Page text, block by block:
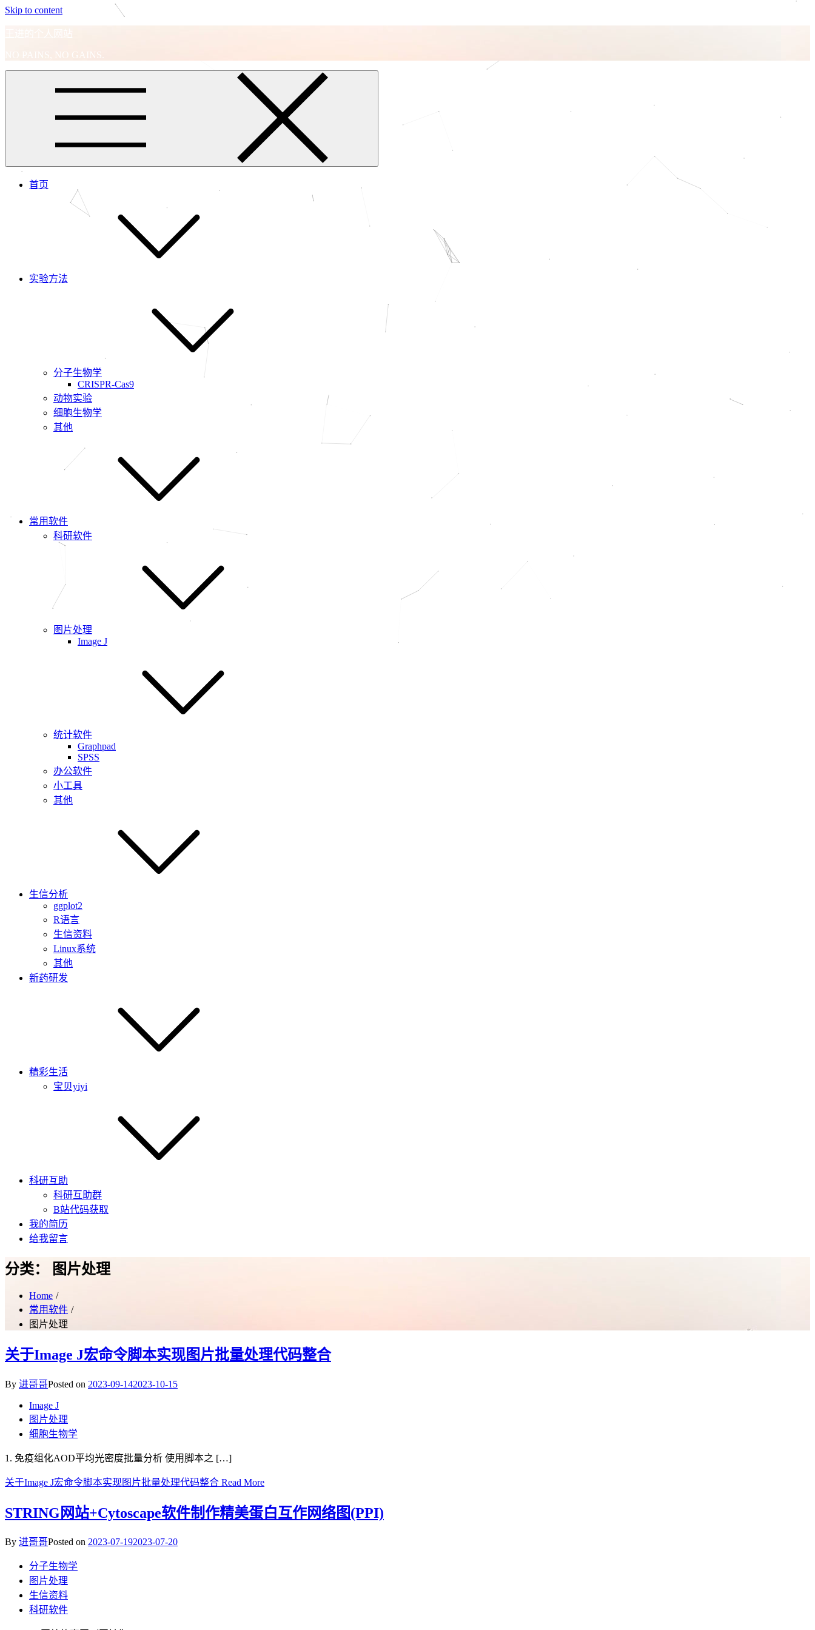
Skip to content
王进的个人网站
NO PAINS, NO GAINS.
首页
实验方法
分子生物学
CRISPR-Cas9
动物实验
细胞生物学
其他
常用软件
科研软件
图片处理
Image J
统计软件
Graphpad
SPSS
办公软件
小工具
其他
生信分析
ggplot2
R语言
生信资料
Linux系统
其他
新药研发
精彩生活
宝贝yiyi
科研互助
科研互助群
B站代码获取
我的简历
给我留言
分类： 图片处理
Home
常用软件
图片处理
关于Image J宏命令脚本实现图片批量处理代码整合
By 进哥哥Posted on 2023-09-142023-10-15
Image J
图片处理
细胞生物学
1. 免疫组化AOD平均光密度批量分析 使用脚本之 […]
关于Image J宏命令脚本实现图片批量处理代码整合 Read More
STRING网站+Cytoscape软件制作精美蛋白互作网络图(PPI)
By 进哥哥Posted on 2023-07-192023-07-20
分子生物学
图片处理
生信资料
科研软件